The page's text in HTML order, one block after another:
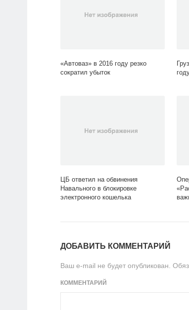
«Автоваз» в 2016 году резко
сократил убыток
ЦБ ответил на обвинения
Навального в блокировке
электронного кошелька
ДОБАВИТЬ КОММЕНТАРИЙ
Ваш e-mail не будет опубликован.
КОММЕНТАРИЙ